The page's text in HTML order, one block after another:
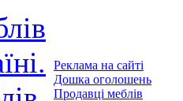
Реклама на сайті
Дошка оголошень
Продавці меблів